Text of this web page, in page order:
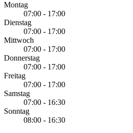
Montag
07:00 - 17:00
Dienstag
07:00 - 17:00
Mittwoch
07:00 - 17:00
Donnerstag
07:00 - 17:00
Freitag
07:00 - 17:00
Samstag
07:00 - 16:30
Sonntag
08:00 - 16:30